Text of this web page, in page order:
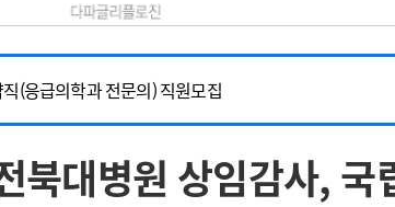
4
전공의 모집 결과
지역병원 중소병원
행정처분 판례
회사소개 법적고지 광고안
(응급의학과 전문의) 직원모집
전공의(레지던트1년차) 모집
년 하반기 인턴 모집
북대병원 상임감사, 국